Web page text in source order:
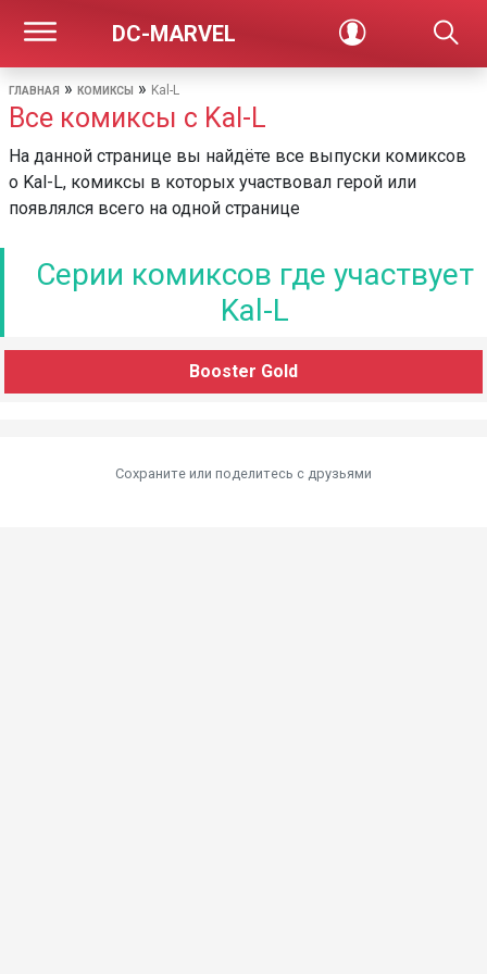
DC-MARVEL
ГЛАВНАЯ » КОМИКСЫ » Kal-L
Все комиксы с Kal-L
На данной странице вы найдёте все выпуски комиксов
о Kal-L, комиксы в которых участвовал герой или
появлялся всего на одной странице
Серии комиксов где участвует
Kal-L
Booster Gold
Сохраните или поделитесь c друзьями